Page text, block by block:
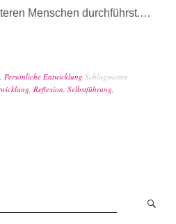
Menschen durchführst.…
, Persönliche Entwicklung Schlagwörter
, Reflexion, Selbstführung,